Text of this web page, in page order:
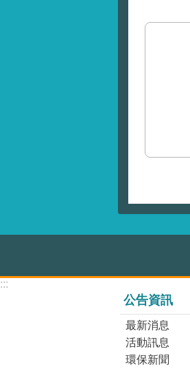
:::
公告資訊
最新消息
活動訊息
環保新聞